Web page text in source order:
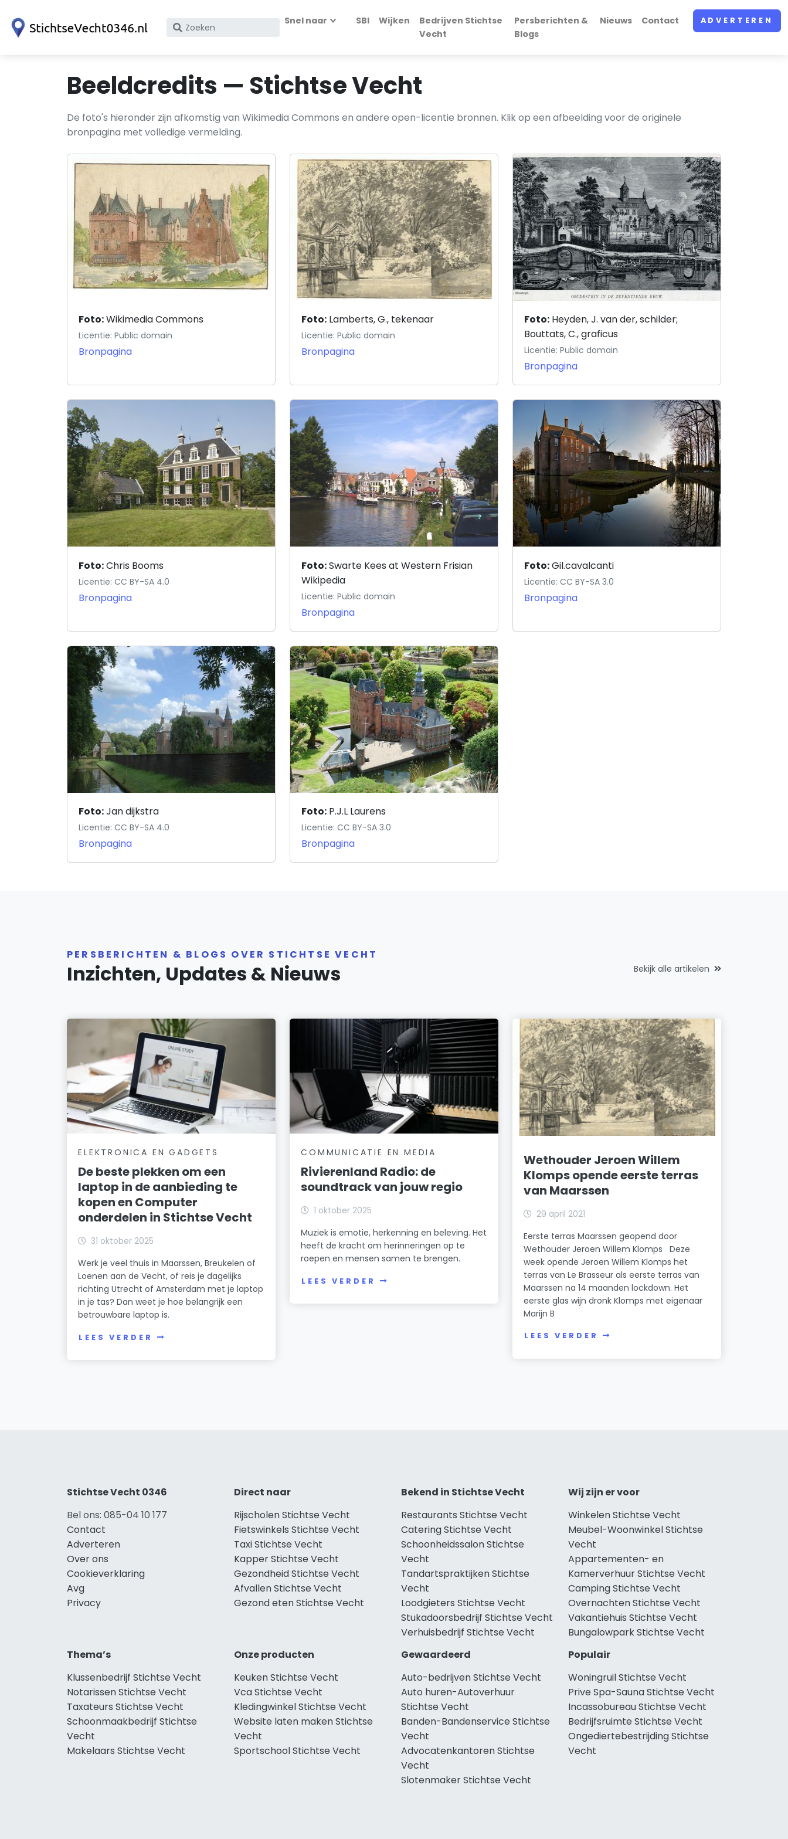
Zoek
KvK
Snel naar SBI Wijken
Bedrijven Stichtse
Vecht
Persberichten &
Blogs
Nieuws Contact ADVERTEREN
Beeldcredits — Stichtse Vecht
De foto's hieronder zijn afkomstig van Wikimedia Commons en andere open-licentie bronnen. Klik op een afbeelding voor de originele
bronpagina met volledige vermelding.
Foto:Wikimedia Commons
Licentie: Public domain
Bronpagina
Foto: Lamberts, G., tekenaar
Licentie: Public domain
Bronpagina
Foto: Heyden, J. van der, schilder;
Bouttats, C., graficus
Licentie: Public domain
Bronpagina
Foto:Chris Booms
Licentie: CC BY-SA 4.0
Bronpagina
Foto:Swarte Kees at Western Frisian
Wikipedia
Licentie: Public domain
Bronpagina
Foto:Gil.cavalcanti
Licentie: CC BY-SA 3.0
Bronpagina
Foto:Jan dijkstra
Licentie: CC BY-SA 4.0
Bronpagina
Foto: P.J.L Laurens
Licentie: CC BY-SA 3.0
Bronpagina
PERSBERICHTEN & BLOGS OVER STICHTSE VECHT
Inzichten, Updates & Nieuws Bekijk alle artikelen
ELEKTRONICA EN GADGETS
De beste plekken om een
laptop in de aanbieding te
kopen en Computer
onderdelen in Stichtse Vecht
31 oktober 2025
Werk je veel thuis in Maarssen, Breukelen of
Loenen aan de Vecht, of reis je dagelijks
richting Utrecht of Amsterdam met je laptop
in je tas? Dan weet je hoe belangrijk een
betrouwbare laptop is.
LEES VERDER
COMMUNICATIE EN MEDIA
Rivierenland Radio: de
soundtrack van jouw regio
1 oktober 2025
Muziek is emotie, herkenning en beleving. Het
heeft de kracht om herinneringen op te
roepen en mensen samen te brengen.
LEES VERDER
Wethouder Jeroen Willem
Klomps opende eerste terras
van Maarssen
29 april 2021
Eerste terras Maarssen geopend door
Wethouder Jeroen Willem Klomps Deze
week opende Jeroen Willem Klomps het
terras van Le Brasseur als eerste terras van
Maarssen na 14 maanden lockdown. Het
eerste glas wijn dronk Klomps met eigenaar
Marijn B
LEES VERDER
Stichtse Vecht 0346
Bel ons: 085-04 10 177
Contact
Adverteren
Over ons
Cookieverklaring
Avg
Privacy
Direct naar
Rijscholen Stichtse Vecht
Fietswinkels Stichtse Vecht
Taxi Stichtse Vecht
Kapper Stichtse Vecht
Gezondheid Stichtse Vecht
Afvallen Stichtse Vecht
Gezond eten Stichtse Vecht
Bekend in Stichtse Vecht
Restaurants Stichtse Vecht
Catering Stichtse Vecht
Schoonheidssalon Stichtse
Vecht
Tandartspraktijken Stichtse
Vecht
Loodgieters Stichtse Vecht
Stukadoorsbedrijf Stichtse Vecht
Verhuisbedrijf Stichtse Vecht
Wij zijn er voor
Winkelen Stichtse Vecht
Meubel-Woonwinkel Stichtse
Vecht
Appartementen- en
Kamerverhuur Stichtse Vecht
Camping Stichtse Vecht
Overnachten Stichtse Vecht
Vakantiehuis Stichtse Vecht
Bungalowpark Stichtse Vecht
Thema’s
Klussenbedrijf Stichtse Vecht
Notarissen Stichtse Vecht
Taxateurs Stichtse Vecht
Schoonmaakbedrijf Stichtse
Vecht
Makelaars Stichtse Vecht
Onze producten
Keuken Stichtse Vecht
Vca Stichtse Vecht
Kledingwinkel Stichtse Vecht
Website laten maken Stichtse
Vecht
Sportschool Stichtse Vecht
Gewaardeerd
Auto-bedrijven Stichtse Vecht
Auto huren-Autoverhuur
Stichtse Vecht
Banden-Bandenservice Stichtse
Vecht
Advocatenkantoren Stichtse
Vecht
Slotenmaker Stichtse Vecht
Populair
Woningruil Stichtse Vecht
Prive Spa-Sauna Stichtse Vecht
Incassobureau Stichtse Vecht
Bedrijfsruimte Stichtse Vecht
Ongediertebestrijding Stichtse
Vecht